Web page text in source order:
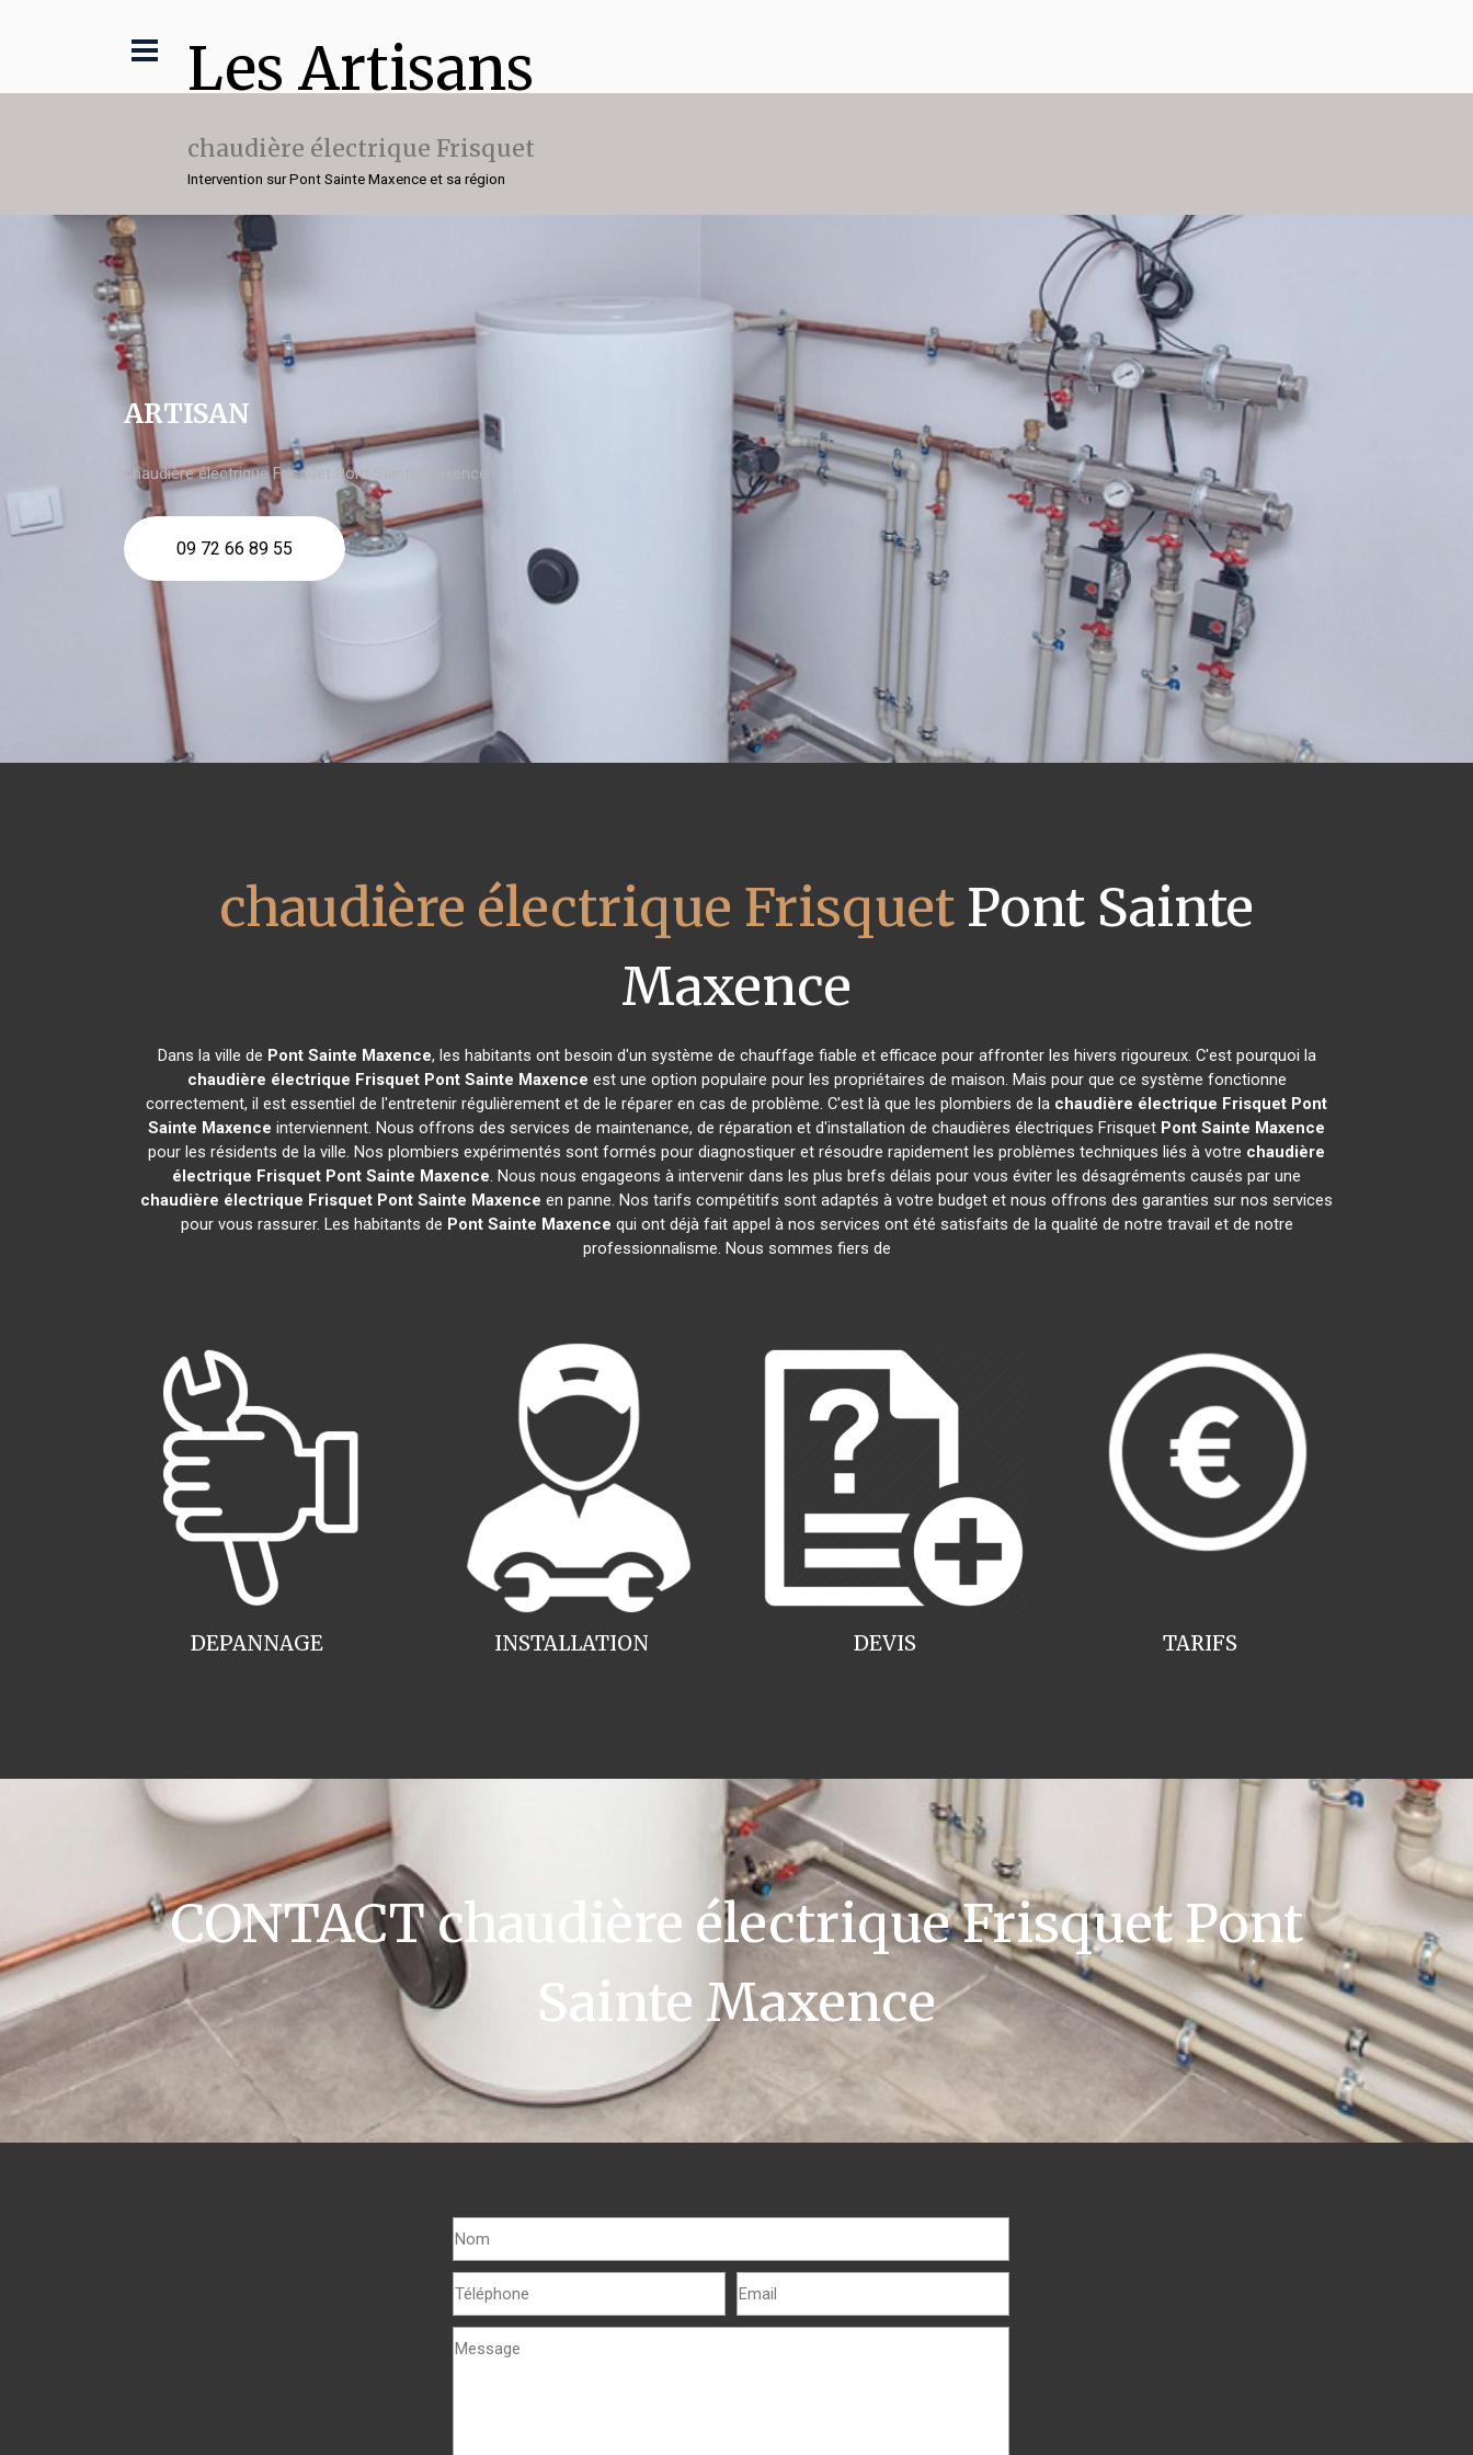
Les Artisans
chaudière électrique Frisquet
Intervention sur Pont Sainte Maxence et sa région
ARTISAN
chaudière électrique Frisquet Pont Sainte Maxence
09 72 66 89 55
chaudière électrique Frisquet Pont Sainte
Maxence
Dans la ville de Pont Sainte Maxence, les habitants ont besoin d'un système de chauffage fiable et efficace pour affronter les hivers rigoureux. C'est pourquoi la
chaudière électrique Frisquet Pont Sainte Maxence est une option populaire pour les propriétaires de maison. Mais pour que ce système fonctionne
correctement, il est essentiel de l'entretenir régulièrement et de le réparer en cas de problème. C'est là que les plombiers de la chaudière électrique Frisquet Pont
Sainte Maxence interviennent. Nous offrons des services de maintenance, de réparation et d'installation de chaudières électriques Frisquet Pont Sainte Maxence
pour les résidents de la ville. Nos plombiers expérimentés sont formés pour diagnostiquer et résoudre rapidement les problèmes techniques liés à votre chaudière
électrique Frisquet Pont Sainte Maxence. Nous nous engageons à intervenir dans les plus brefs délais pour vous éviter les désagréments causés par une
chaudière électrique Frisquet Pont Sainte Maxence en panne. Nos tarifs compétitifs sont adaptés à votre budget et nous offrons des garanties sur nos services
pour vous rassurer. Les habitants de Pont Sainte Maxence qui ont déjà fait appel à nos services ont été satisfaits de la qualité de notre travail et de notre
professionnalisme. Nous sommes fiers de
INSTALLATION
DEPANNAGE TARIFS
DEVIS
CONTACT chaudière électrique Frisquet Pont
Sainte Maxence